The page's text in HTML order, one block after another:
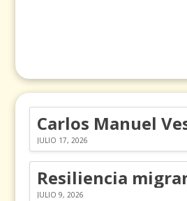
JULIO 17, 2026
JULIO 9, 2026